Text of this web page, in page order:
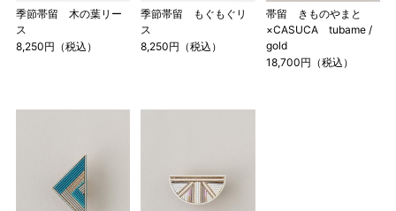
季節帯留 木の葉リー
ス
8,250円（税込）
季節帯留 もぐもぐリ
ス
8,250円（税込）
帯留 きものやまと
×CASUCA tubame /
gold
18,700円（税込）